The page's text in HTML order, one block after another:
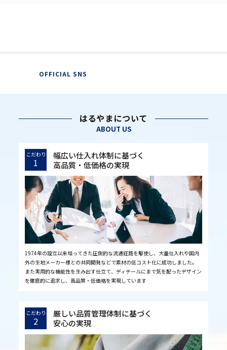
OFFICIAL SNS
はるやまについて
ABOUT US
こだわり
1
幅広い仕入れ体制に基づく
高品質・低価格の実現
1974年の設立以来培ってきた圧倒的な流通経路を駆使し、大量仕入れや国内
外の生地メーカー様との共同開発などで素材の低コスト化に成功しました。
また実用的な機能性を生み出す仕立て、ディテールにまで気を配ったデザイン
を徹底的に追求し、高品質・低価格を実現しています
こだわり
2
厳しい品質管理体制に基づく
安心の実現